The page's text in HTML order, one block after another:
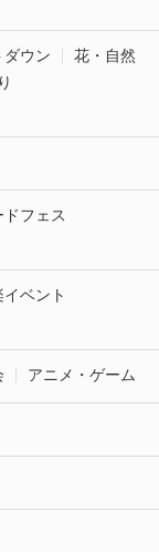
ダウン
花・自然
フェス
ベント
アニメ・ゲーム